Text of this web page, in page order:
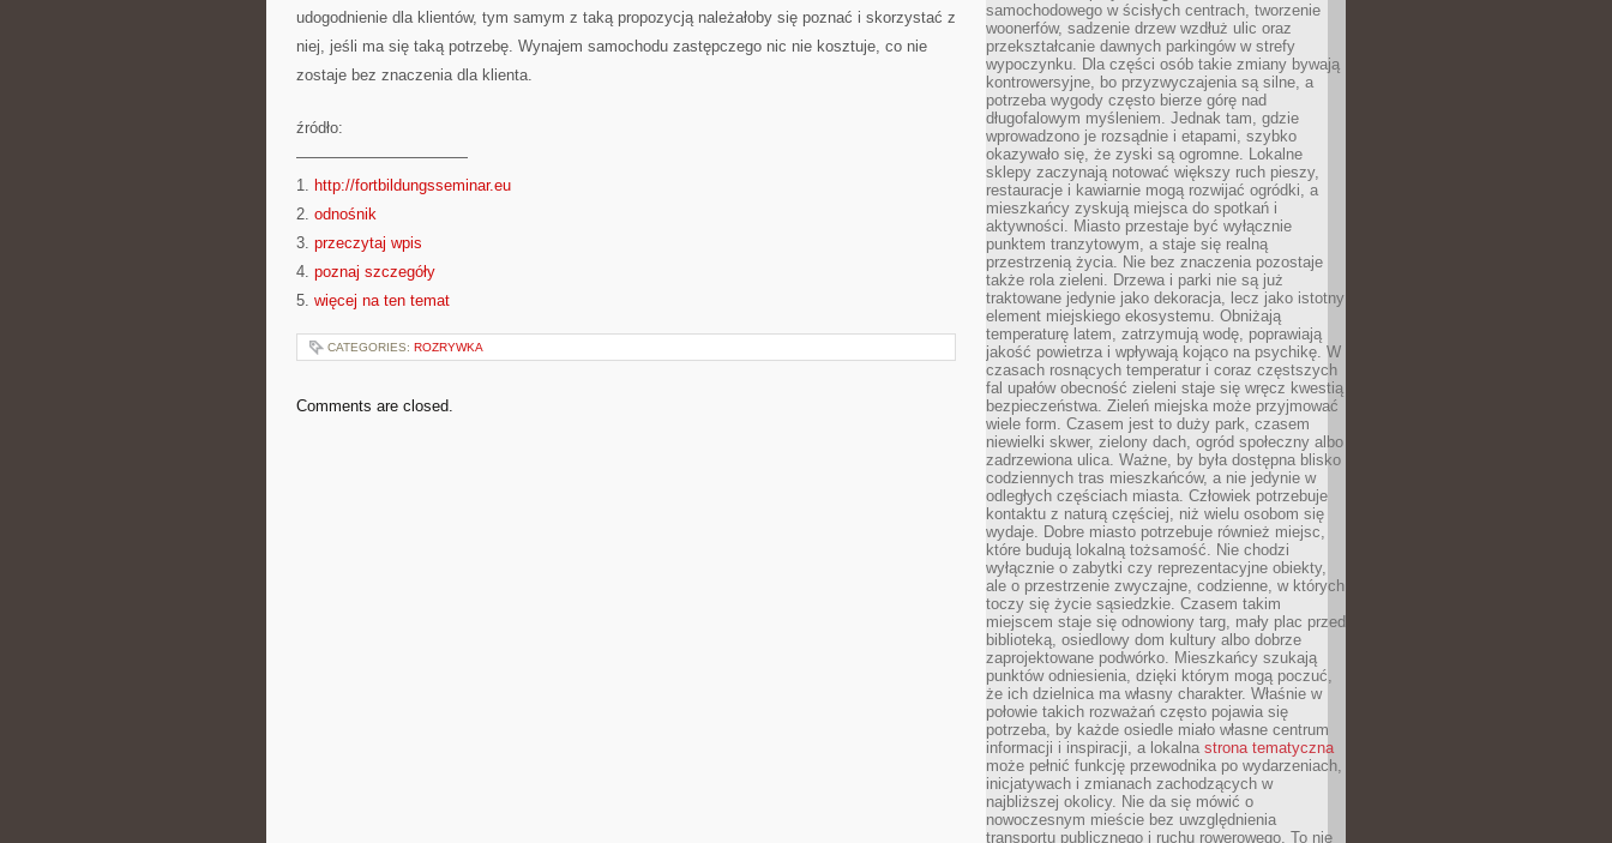
udogodnienie dla klientów, tym samym z taką propozycją należałoby się poznać i skorzystać z
niej, jeśli ma się taką potrzebę. Wynajem samochodu zastępczego nic nie kosztuje, co nie
zostaje bez znaczenia dla klienta.
źródło:
———————————
1. http://fortbildungsseminar.eu
2. odnośnik
3. przeczytaj wpis
4. poznaj szczegóły
5. więcej na ten temat
CATEGORIES: ROZRYWKA
Comments are closed.
samochodowego w ścisłych centrach, tworzenie
woonerfów, sadzenie drzew wzdłuż ulic oraz
przekształcanie dawnych parkingów w strefy
wypoczynku. Dla części osób takie zmiany bywają
kontrowersyjne, bo przyzwyczajenia są silne, a
potrzeba wygody często bierze górę nad
długofalowym myśleniem. Jednak tam, gdzie
wprowadzono je rozsądnie i etapami, szybko
okazywało się, że zyski są ogromne. Lokalne
sklepy zaczynają notować większy ruch pieszy,
restauracje i kawiarnie mogą rozwijać ogródki, a
mieszkańcy zyskują miejsca do spotkań i
aktywności. Miasto przestaje być wyłącznie
punktem tranzytowym, a staje się realną
przestrzenią życia. Nie bez znaczenia pozostaje
także rola zieleni. Drzewa i parki nie są już
traktowane jedynie jako dekoracja, lecz jako istotny
element miejskiego ekosystemu. Obniżają
temperaturę latem, zatrzymują wodę, poprawiają
jakość powietrza i wpływają kojąco na psychikę. W
czasach rosnących temperatur i coraz częstszych
fal upałów obecność zieleni staje się wręcz kwestią
bezpieczeństwa. Zieleń miejska może przyjmować
wiele form. Czasem jest to duży park, czasem
niewielki skwer, zielony dach, ogród społeczny albo
zadrzewiona ulica. Ważne, by była dostępna blisko
codziennych tras mieszkańców, a nie jedynie w
odległych częściach miasta. Człowiek potrzebuje
kontaktu z naturą częściej, niż wielu osobom się
wydaje. Dobre miasto potrzebuje również miejsc,
które budują lokalną tożsamość. Nie chodzi
wyłącznie o zabytki czy reprezentacyjne obiekty,
ale o przestrzenie zwyczajne, codzienne, w których
toczy się życie sąsiedzkie. Czasem takim
miejscem staje się odnowiony targ, mały plac przed
biblioteką, osiedlowy dom kultury albo dobrze
zaprojektowane podwórko. Mieszkańcy szukają
punktów odniesienia, dzięki którym mogą poczuć,
że ich dzielnica ma własny charakter. Właśnie w
połowie takich rozważań często pojawia się
potrzeba, by każde osiedle miało własne centrum
informacji i inspiracji, a lokalna strona tematyczna
może pełnić funkcję przewodnika po wydarzeniach,
inicjatywach i zmianach zachodzących w
najbliższej okolicy. Nie da się mówić o
nowoczesnym mieście bez uwzględnienia
transportu publicznego i ruchu rowerowego. To nie